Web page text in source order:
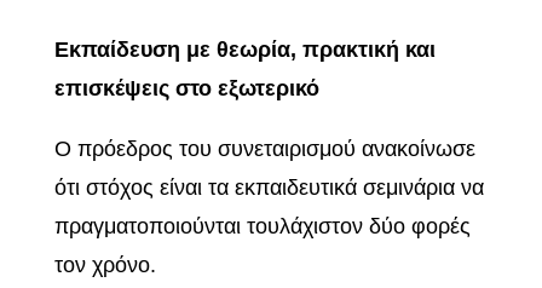
Εκπαίδευση με θεωρία, πρακτική και
επισκέψεις στο εξωτερικό
Ο πρόεδρος του συνεταιρισμού ανακοίνωσε
ότι στόχος είναι τα εκπαιδευτικά σεμινάρια να
πραγματοποιούνται τουλάχιστον δύο φορές
τον χρόνο.